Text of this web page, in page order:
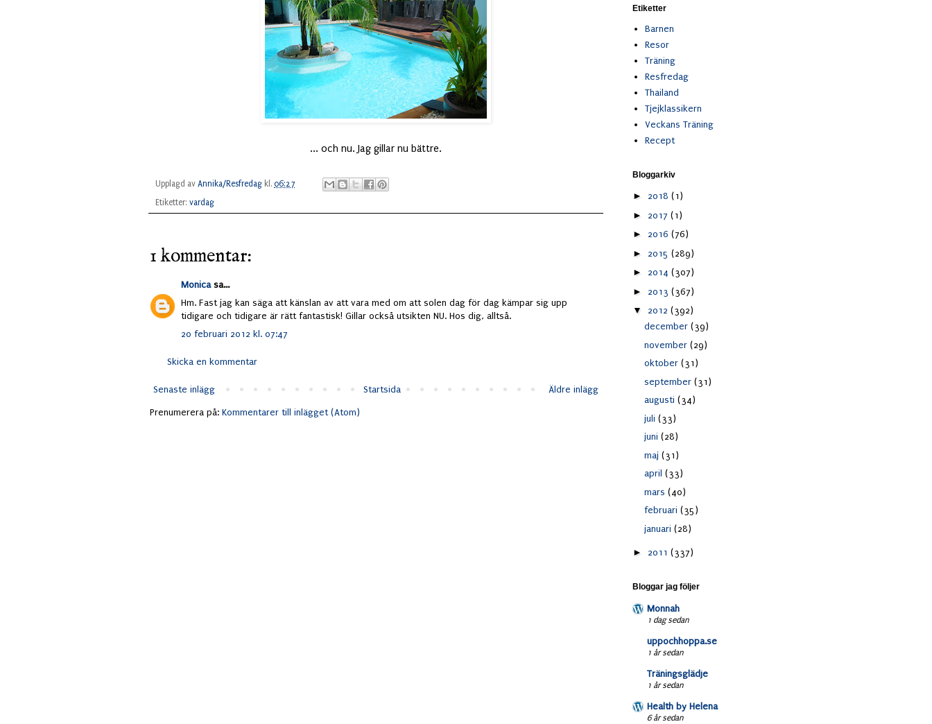
... och nu. Jag gillar nu bättre.
Upplagd av Annika/Resfredag kl. 06:27
Etiketter: vardag
1 kommentar:
Monicasa...
Hm. Fast jag kan säga att känslan av att vara med om att solen dag för dag kämpar sig upp
tidigare och tidigare är rätt fantastisk! Gillar också utsikten NU. Hos dig, alltså.
20 februari 2012 kl. 07:47
Skicka en kommentar
Senaste inlägg Äldre inlägg
Startsida
Prenumerera på: Kommentarer till inlägget (Atom)
Etiketter
Barnen
Resor
Träning
Resfredag
Thailand
Tjejklassikern
Veckans Träning
Recept
Bloggarkiv
► 2018 (1)
► 2017 (1)
► 2016 (76)
► 2015 (289)
► 2014 (307)
► 2013 (367)
▼ 2012 (392)
december (39)
november (29)
oktober (31)
september (31)
augusti (34)
juli (33)
juni (28)
maj (31)
april (33)
mars (40)
februari (35)
januari (28)
► 2011 (337)
Bloggar jag följer
Monnah
1 dag sedan
uppochhoppa.se
1 år sedan
Träningsglädje
1 år sedan
Health by Helena
6 år sedan